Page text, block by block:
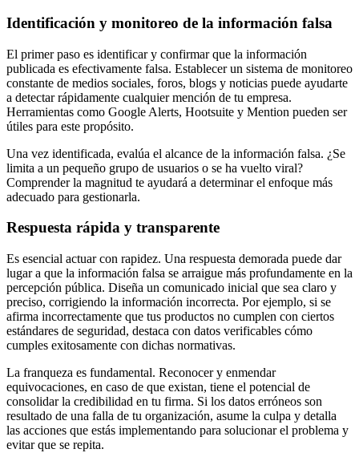
Identificación y monitoreo de la información falsa
El primer paso es identificar y confirmar que la información
publicada es efectivamente falsa. Establecer un sistema de monitoreo
constante de medios sociales, foros, blogs y noticias puede ayudarte
a detectar rápidamente cualquier mención de tu empresa.
Herramientas como Google Alerts, Hootsuite y Mention pueden ser
útiles para este propósito.
Una vez identificada, evalúa el alcance de la información falsa. ¿Se
limita a un pequeño grupo de usuarios o se ha vuelto viral?
Comprender la magnitud te ayudará a determinar el enfoque más
adecuado para gestionarla.
Respuesta rápida y transparente
Es esencial actuar con rapidez. Una respuesta demorada puede dar
lugar a que la información falsa se arraigue más profundamente en la
percepción pública. Diseña un comunicado inicial que sea claro y
preciso, corrigiendo la información incorrecta. Por ejemplo, si se
afirma incorrectamente que tus productos no cumplen con ciertos
estándares de seguridad, destaca con datos verificables cómo
cumples exitosamente con dichas normativas.
La franqueza es fundamental. Reconocer y enmendar
equivocaciones, en caso de que existan, tiene el potencial de
consolidar la credibilidad en tu firma. Si los datos erróneos son
resultado de una falla de tu organización, asume la culpa y detalla
las acciones que estás implementando para solucionar el problema y
evitar que se repita.